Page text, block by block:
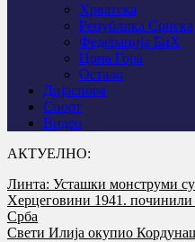
Хрватска
Република Српска
Федерација БиХ
Црна Гора
Остало
Дијаспора
Спорт
Видео
АКТУЕЛНО:
Линта: Усташки монструми
Херцеговини 1941.
Срба
Свети Илија окупио